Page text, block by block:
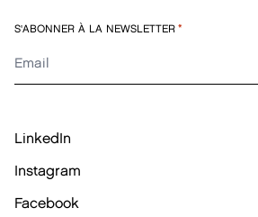
S'ABONNER À LA NEWSLETTER *
LinkedIn
Instagram
Facebook